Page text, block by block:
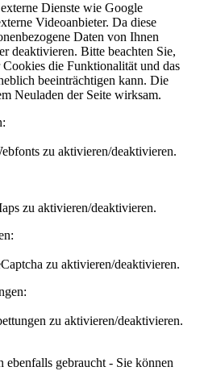
Dienste wie Google
Videoanbieter. Da diese
Daten von Ihnen
deaktivieren. Bitte beachten Sie,
die Funktionalität und das
beeinträchtigen kann. Die
Neuladen der Seite wirksam.
zu aktivieren/deaktivieren.
zu aktivieren/deaktivieren.
zu aktivieren/deaktivieren.
zu aktivieren/deaktivieren.
gebraucht - Sie können